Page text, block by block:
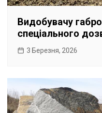
Видобувачу
спеціального
3 Березня, 2026